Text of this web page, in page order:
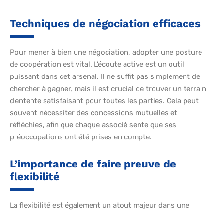
Techniques de négociation efficaces
Pour mener à bien une négociation, adopter une posture
de coopération est vital. L’écoute active est un outil
puissant dans cet arsenal. Il ne suffit pas simplement de
chercher à gagner, mais il est crucial de trouver un terrain
d’entente satisfaisant pour toutes les parties. Cela peut
souvent nécessiter des concessions mutuelles et
réfléchies, afin que chaque associé sente que ses
préoccupations ont été prises en compte.
L’importance de faire preuve de
flexibilité
La flexibilité est également un atout majeur dans une